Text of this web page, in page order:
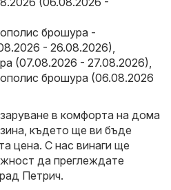
брошура -
- 26.08.2026),
(07.08.2026 - 27.08.2026),
брошура (06.08.2026
в комфорта на дома
където ще ви бъде
цена. С нас винаги ще
да преглеждате
Петрич.